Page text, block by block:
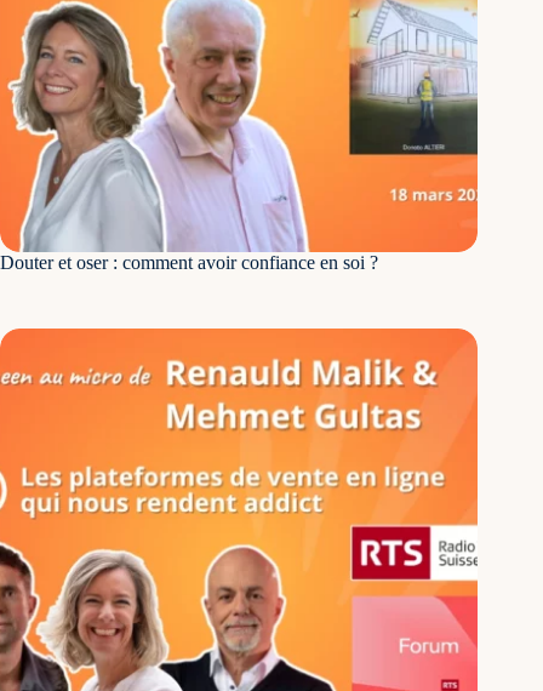
Douter et oser : comment avoir confiance en soi ?